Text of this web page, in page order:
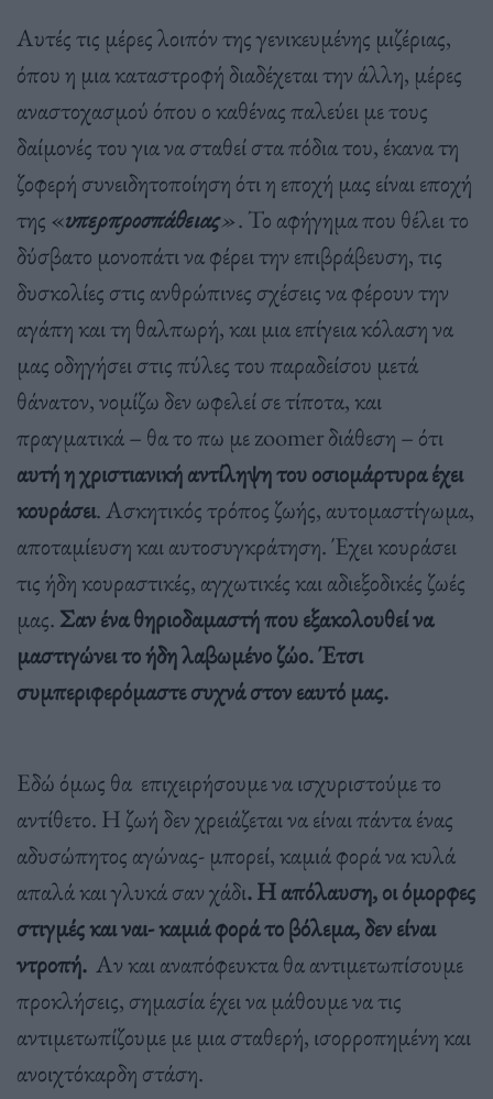
Αυτές τις μέρες λοιπόν της γενικευμένης μιζέριας,
όπου η μια καταστροφή διαδέχεται την άλλη, μέρες
αναστοχασμού όπου ο καθένας παλεύει με τους
δαίμονές του για να σταθεί στα πόδια του, έκανα τη
ζοφερή συνειδητοποίηση ότι η εποχή μας είναι εποχή
της «υπερπροσπάθειας». Το αφήγημα που θέλει το
δύσβατο μονοπάτι να φέρει την επιβράβευση, τις
δυσκολίες στις ανθρώπινες σχέσεις να φέρουν την
αγάπη και τη θαλπωρή, και μια επίγεια κόλαση να
μας οδηγήσει στις πύλες του παραδείσου μετά
θάνατον, νομίζω δεν ωφελεί σε τίποτα, και
πραγματικά – θα το πω με zoomer διάθεση – ότι
αυτή η χριστιανική αντίληψη του οσιομάρτυρα έχει
κουράσει. Ασκητικός τρόπος ζωής, αυτομαστίγωμα,
αποταμίευση και αυτοσυγκράτηση. Έχει κουράσει
τις ήδη κουραστικές, αγχωτικές και αδιεξοδικές ζωές
μας. Σαν ένα θηριοδαμαστή που εξακολουθεί να
μαστιγώνει το ήδη λαβωμένο ζώο. Έτσι
συμπεριφερόμαστε συχνά στον εαυτό μας.
Εδώ όμως θα επιχειρήσουμε να ισχυριστούμε το
αντίθετο. Η ζωή δεν χρειάζεται να είναι πάντα ένας
αδυσώπητος αγώνας- μπορεί, καμιά φορά να κυλά
απαλά και γλυκά σαν χάδι. Η απόλαυση, οι όμορφες
στιγμές και ναι- καμιά φορά το βόλεμα, δεν είναι
ντροπή. Αν και αναπόφευκτα θα αντιμετωπίσουμε
προκλήσεις, σημασία έχει να μάθουμε να τις
αντιμετωπίζουμε με μια σταθερή, ισορροπημένη και
ανοιχτόκαρδη στάση.